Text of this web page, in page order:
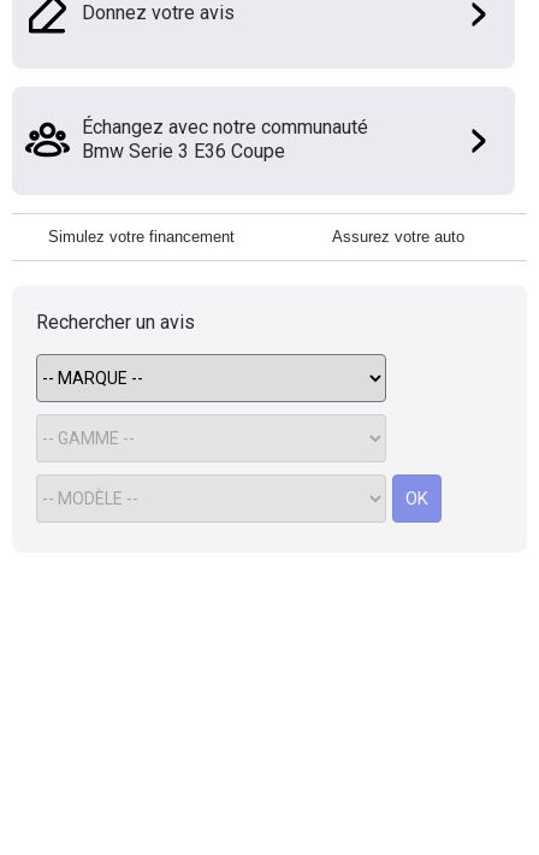
Donnez votre avis
Échangez avec notre communauté
Bmw Serie 3 E36 Coupe
Simulez votre financement Assurez votre auto
Rechercher un avis
OK